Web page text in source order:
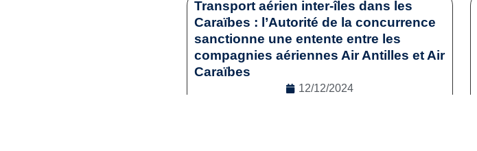
Transport aérien inter-îles dans les
Caraïbes : l’Autorité de la concurrence
sanctionne une entente entre les
compagnies aériennes Air Antilles et Air
Caraïbes
12/12/2024